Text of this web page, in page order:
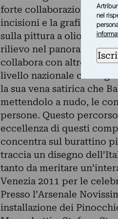
forte collaborazione con
incisioni e la grafica
sulla pittura a olio e
rilievo nel panorama
collabora con altre
livello nazionale come
la sua vena satirica che
mettendolo a nudo, le
persone. Questo
eccellenza di questi
concentra sul burattino
traccia un disegno
tanto da meritare
Venezia 2011 per le
Presso l’Arsenale
installazione dei
nel